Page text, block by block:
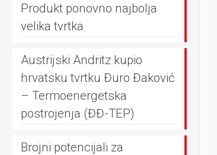
Produkt ponovno najbolja
velika tvrtka
Austrijski Andritz kupio
hrvatsku tvrtku Đuro Đaković
– Termoenergetska
postrojenja (ĐĐ-TEP)
Brojni potencijali za